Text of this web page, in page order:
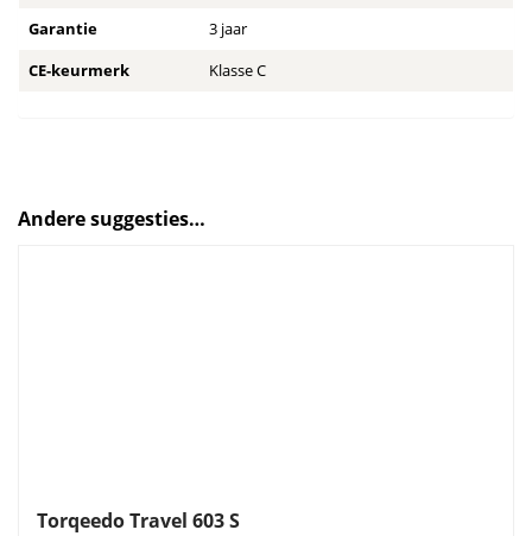
Garantie
3 jaar
CE-keurmerk
Klasse C
Andere suggesties…
Torqeedo Travel 603 S